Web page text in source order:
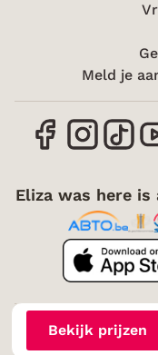
Bekijk prijzen
Meld je
Eliza was here is
Over mij